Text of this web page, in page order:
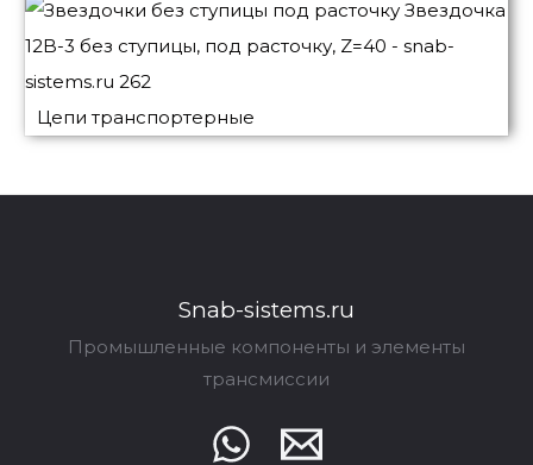
Цепи транспортерные
Snab-sistems.ru
Промышленные компоненты и элементы
трансмиссии